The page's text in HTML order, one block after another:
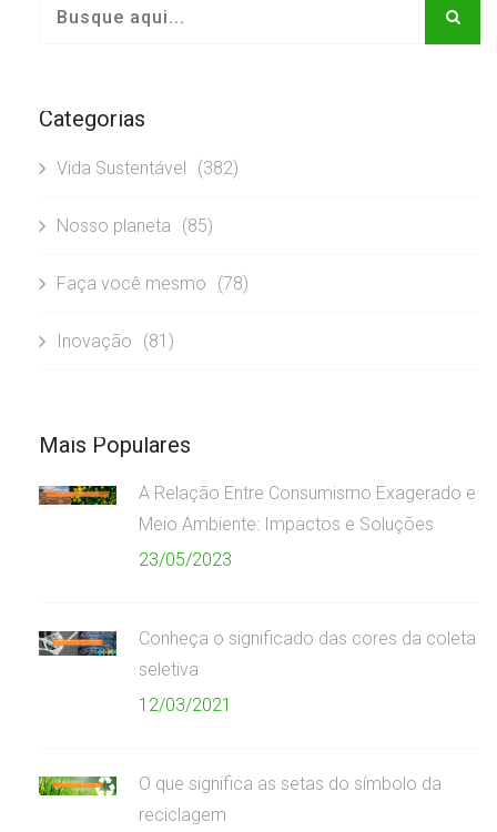
Categorias
Vida Sustentável (382)
Nosso planeta (85)
Faça você mesmo (78)
Inovação (81)
Mais Populares
A Relação Entre Consumismo Exagerado e
Meio Ambiente: Impactos e Soluções
23/05/2023
Conheça o significado das cores da coleta
seletiva
12/03/2021
O que significa as setas do símbolo da
reciclagem